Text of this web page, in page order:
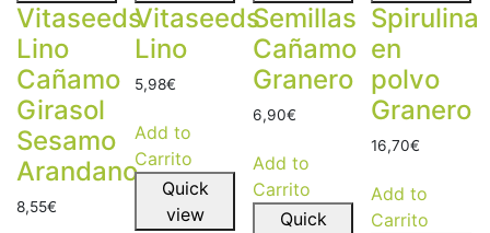
Vitaseeds
Lino
Cañamo
Girasol
Sesamo
Arandano
8,55€
Vitaseeds
Lino
5,98€
Add to
Carrito
Quick
view
Semillas
Cañamo
Granero
6,90€
Add to
Carrito
Quick
Spirulina
en
polvo
Granero
16,70€
Add to
Carrito